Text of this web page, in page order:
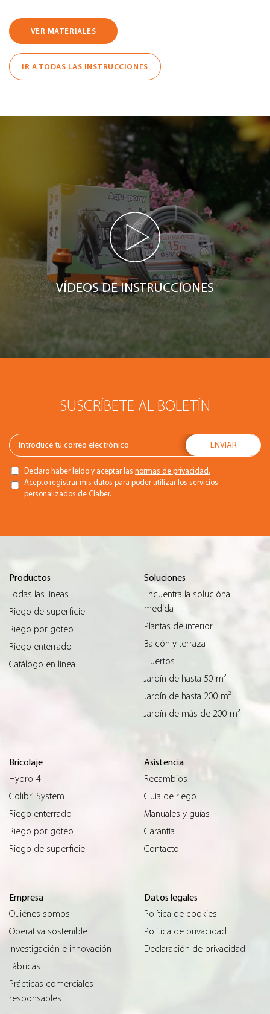
VER MATERIALES
IR A TODAS LAS INSTRUCCIONES
VÍDEOS DE INSTRUCCIONES
SUSCRÍBETE AL BOLETÍN
Declaro haber leído y aceptar las normas de privacidad.
Acepto registrar mis datos para poder utilizar los servicios
personalizados de Claber.
Productos
Todas las líneas
Riego de superficie
Riego por goteo
Riego enterrado
Catálogo en línea
Soluciones
Encuentra la solucióna
medida
Plantas de interior
Balcón y terraza
Huertos
Jardín de hasta 50 m²
Jardín de hasta 200 m²
Jardín de más de 200 m²
Bricolaje
Hydro-4
Colibrì System
Riego enterrado
Riego por goteo
Riego de superficie
Asistencia
Recambios
Guìa de riego
Manuales y guías
Garantìa
Contacto
Empresa
Quiénes somos
Operativa sostenible
Investigación e innovación
Fábricas
Prácticas comerciales
responsables
Datos legales
Política de cookies
Política de privacidad
Declaración de privacidad